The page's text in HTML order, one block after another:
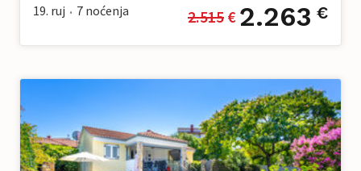
19. ruj • 7 noćenja 2.515 € 2.263 €